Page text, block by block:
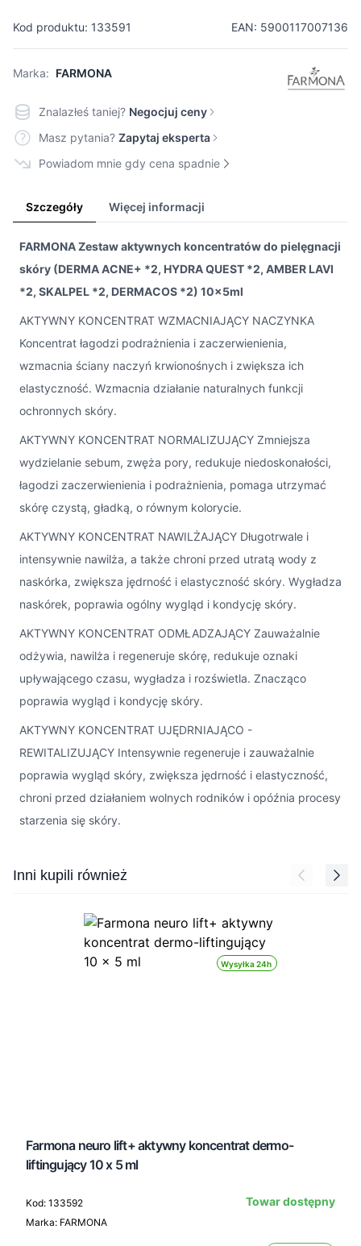
Kod produktu: 133591 EAN: 5900117007136
Marka: FARMONA
Znalazłeś taniej? Negocjuj ceny
Masz pytania? Zapytaj eksperta
Powiadom mnie gdy cena spadnie
Szczegóły Więcej informacji
FARMONA Zestaw aktywnych koncentratów do pielęgnacji
skóry (DERMA ACNE+ *2, HYDRA QUEST *2, AMBER LAVI
*2, SKALPEL *2, DERMACOS *2) 10x5ml
AKTYWNY KONCENTRAT WZMACNIAJĄCY NACZYNKA
Koncentrat łagodzi podrażnienia i zaczerwienienia,
wzmacnia ściany naczyń krwionośnych i zwiększa ich
elastyczność. Wzmacnia działanie naturalnych funkcji
ochronnych skóry.
AKTYWNY KONCENTRAT NORMALIZUJĄCY Zmniejsza
wydzielanie sebum, zwęża pory, redukuje niedoskonałości,
łagodzi zaczerwienienia i podrażnienia, pomaga utrzymać
skórę czystą, gładką, o równym kolorycie.
AKTYWNY KONCENTRAT NAWILŻAJĄCY Długotrwale i
intensywnie nawilża, a także chroni przed utratą wody z
naskórka, zwiększa jędrność i elastyczność skóry. Wygładza
naskórek, poprawia ogólny wygląd i kondycję skóry.
AKTYWNY KONCENTRAT ODMŁADZAJĄCY Zauważalnie
odżywia, nawilża i regeneruje skórę, redukuje oznaki
upływającego czasu, wygładza i rozświetla. Znacząco
poprawia wygląd i kondycję skóry.
AKTYWNY KONCENTRAT UJĘDRNIAJĄCO -
REWITALIZUJĄCY Intensywnie regeneruje i zauważalnie
poprawia wygląd skóry, zwiększa jędrność i elastyczność,
chroni przed działaniem wolnych rodników i opóźnia procesy
starzenia się skóry.
Press to skip carousel
Inni kupili również
Wysyłka 24h
Farmona neuro lift+ aktywny koncentrat dermo-
liftingujący 10 x 5 ml
Kod: 133592
Marka: FARMONA
Towar dostępny